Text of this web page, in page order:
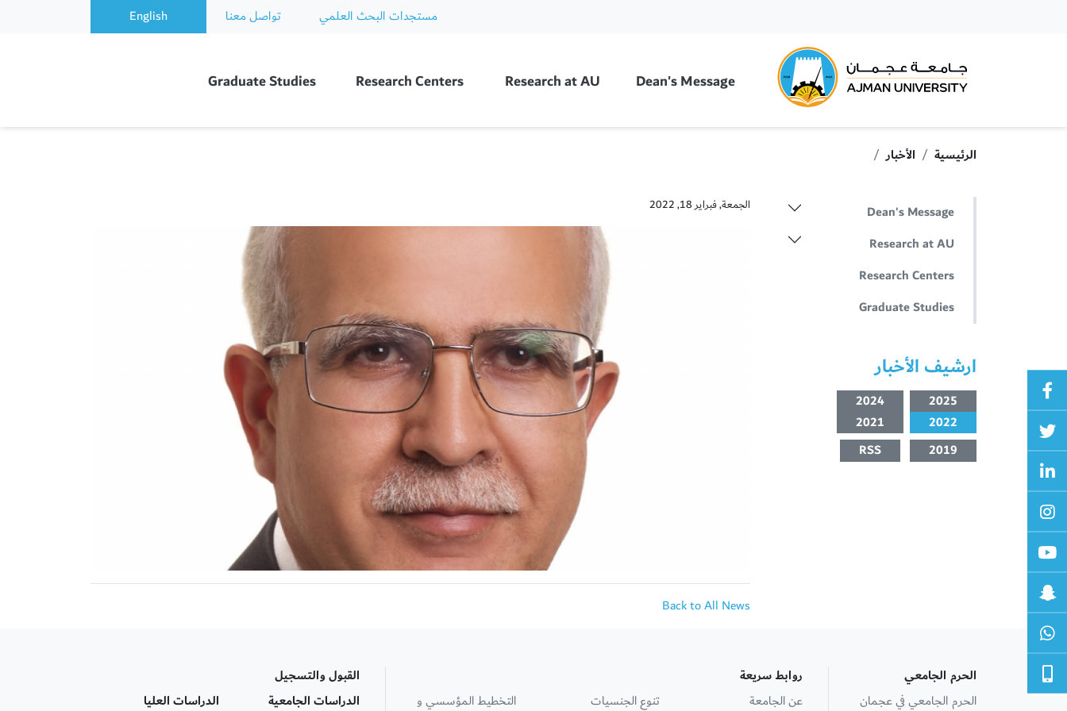
مستجدات البحث العلمي تواصل معنا English
Dean's Message
Research at AU
Research Centers
Graduate Studies
الرئيسية الأخبار
Dean's Message
Research at AU
Research Centers
Graduate Studies
ارشيف الأخبار
2025
2024
2022
2021
2019
RSS
الجمعة, فبراير 18, 2022
Back to All News
الحرم الجامعي
الحرم الجامعي في عجمان
روابط سريعة
عن الجامعة
تنوع الجنسيات
التخطيط المؤسسي و
القبول والتسجيل
الدراسات الجامعية
الدراسات العليا